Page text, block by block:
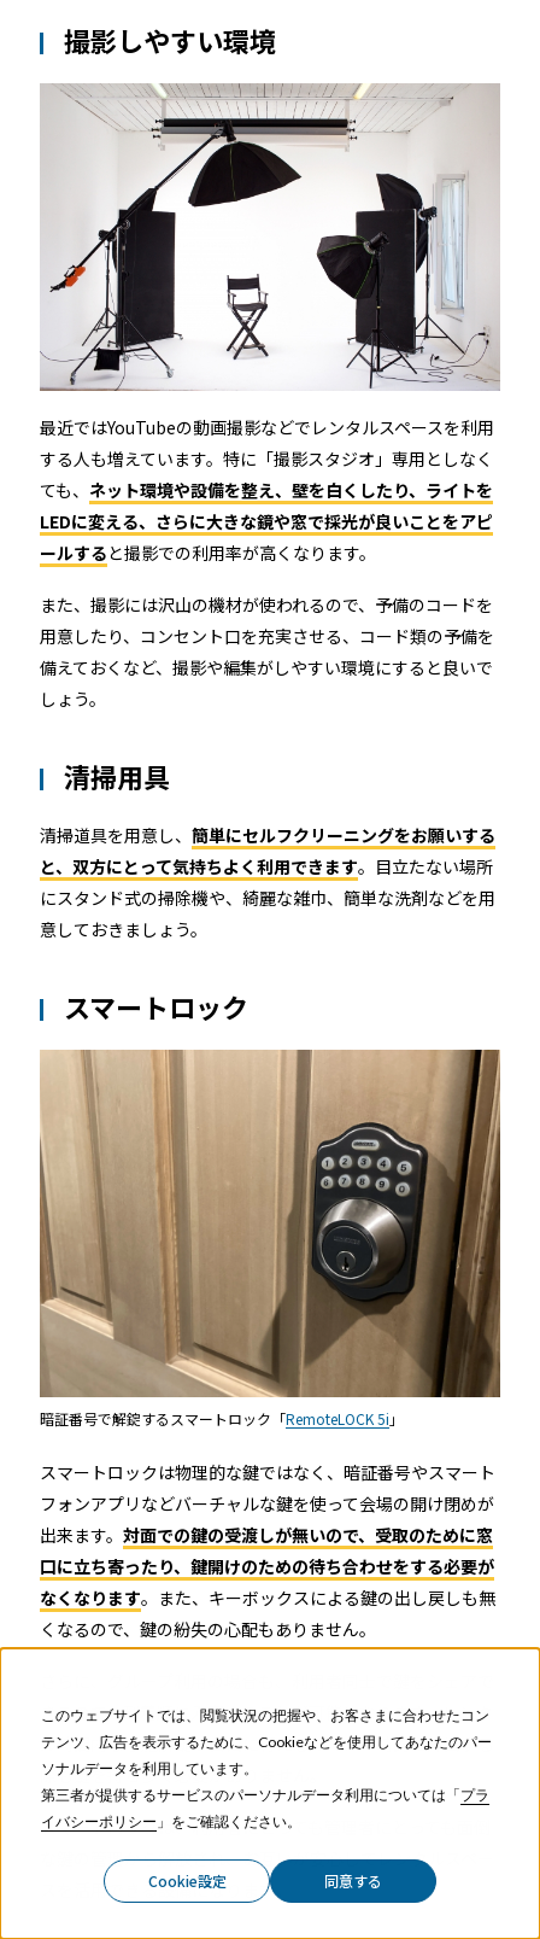
このウェブサイトでは、閲覧状況の把握や、お客さまに合わせたコン
テンツ、広告を表示するために、Cookieなどを使用してあなたのパー
ソナルデータを利用しています。
第三者が提供するサービスのパーソナルデータ利用については「プラ
イバシーポリシー 」をご確認ください。
Cookie設定 同意する
撮影しやすい環境
最近ではYouTubeの動画撮影などでレンタルスペースを利用
する人も増えています。特に「撮影スタジオ」専用としなく
ても、 ネット環境や設備を整え、壁を白くしたり、ライトを
LEDに変える、さらに大きな鏡や窓で採光が良いことをアピ
ールすると撮影での利用率が高くなります。
また、撮影には沢山の機材が使われるので、予備のコードを
用意したり、コンセント口を充実させる、コード類の予備を
備えておくなど、撮影や編集がしやすい環境にすると良いで
しょう。
清掃用具
清掃道具を用意し、 簡単にセルフクリーニングをお願いする
と、双方にとって気持ちよく利用できます。目立たない場所
にスタンド式の掃除機や、綺麗な雑巾、簡単な洗剤などを用
意しておきましょう。
スマートロック
暗証番号で解錠するスマートロック「RemoteLOCK 5i 」
スマートロックは物理的な鍵ではなく、暗証番号やスマート
フォンアプリなどバーチャルな鍵を使って会場の開け閉めが
出来ます。 対面での鍵の受渡しが無いので、受取のために窓
口に立ち寄ったり、鍵開けのための待ち合わせをする必要が
なくなります。また、キーボックスによる鍵の出し戻しも無
くなるので、鍵の紛失の心配もありません。
きるので、到着順に入室することが可能になります。レンタ
ル時間内なら施解錠が自由に行えるので、一時的に外出する
際も鍵を持ち歩く必要がありません。
スマートロックは、利用者にとっても管理者にとっても面倒
な鍵の管理から解放され、お互いが安心してレンタルスペー
スを活用できる設備になります。